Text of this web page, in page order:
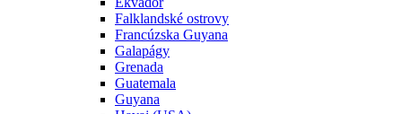
Falklandské ostrovy
Francúzska Guyana
Galapágy
Grenada
Guatemala
Guyana